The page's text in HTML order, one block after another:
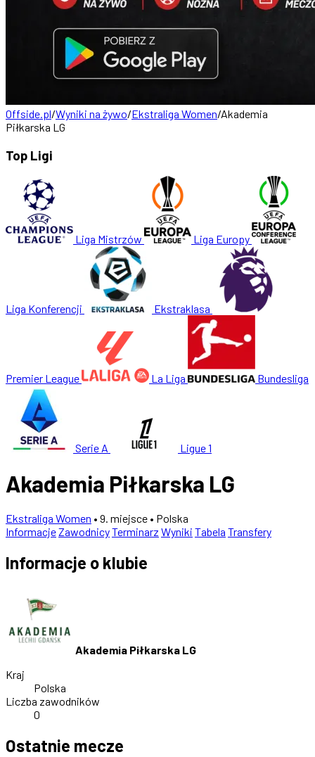
Offside.pl/Wyniki na żywo/Ekstraliga Women/Akademia
Piłkarska LG
Top Ligi
Liga Mistrzów Liga Europy
Liga Konferencji Ekstraklasa
Premier League La Liga Bundesliga
Serie A Ligue 1
Akademia Piłkarska LG
Ekstraliga Women • 9. miejsce • Polska
InformacjeZawodnicyTerminarz Wyniki Tabela Transfery
Informacje o klubie
Akademia Piłkarska LG
Kraj
Polska
Liczba zawodników
0
Ostatnie mecze